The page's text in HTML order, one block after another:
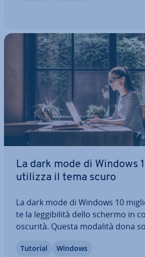
La dark mode di Windows
utilizza il tema scuro
La dark mode di Windows 10
te la leg­gi­bi­li­tà dello schermo in
oscurità. Questa modalità dona
di energia del display. Vi
Tutorial Windows